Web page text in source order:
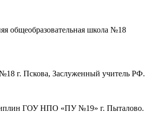
общеобразовательная школа №18
г. Пскова, Заслуженный учитель РФ.
ГОУ НПО «ПУ №19» г. Пыталово.